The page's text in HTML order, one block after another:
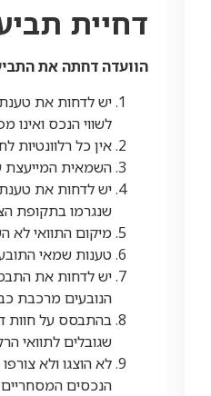
דחיית תביעת
הוועדה דחתה את
יש לדחות את טענת
לשווי הנכס ואינו
אין כל רלוונטיות
השמאית המייעצת ערכה
שנגרמו בתקופת הצאת
מיקום התוואי לא השתנה עם אישורה של
טענות שמאי
יש לדחות את
הנובעים מרכבת
בהתבסס על חוות
שגובלים לתוואי
לא הוצגו ולא
הנכסים המסחריים